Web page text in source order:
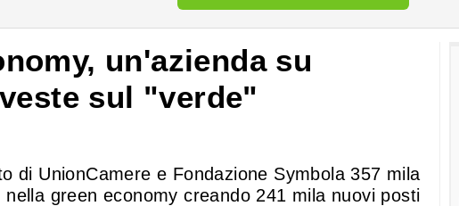
un'azienda su
sul "verde"
di UnionCamere e Fondazione Symbola 357 mila
green economy creando 241 mila nuovi posti